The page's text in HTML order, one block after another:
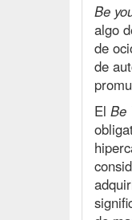
Be
algo
de
de
El Be